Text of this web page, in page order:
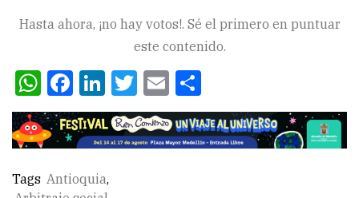
Hasta ahora, ¡no hay votos!. Sé el primero en puntuar
este contenido.
WhatsApp
Facebook
LinkedIn
Twitter
Email
Tags Antioquia,